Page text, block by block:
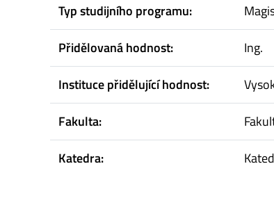
Typ studijního programu:
Přidělovaná hodnost:
Ing.
Instituce přidělující hodnost:
Fakulta:
Katedra: